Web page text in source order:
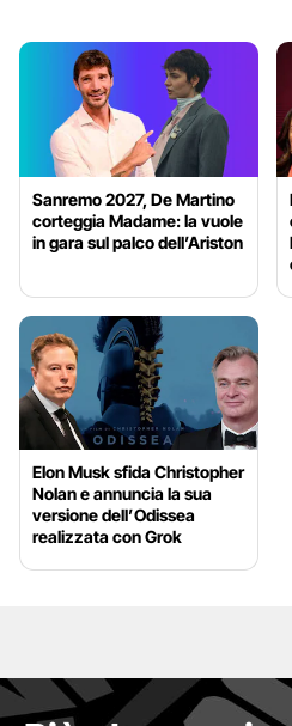
Sanremo 2027, De Martino
corteggia Madame: la vuole
in gara sul palco dell’Ariston
Elon Musk sfida Christopher
Nolan e annuncia la sua
versione dell’Odissea
realizzata con Grok